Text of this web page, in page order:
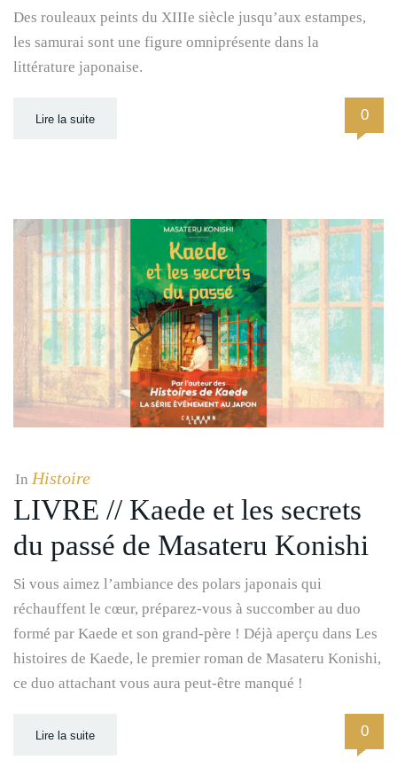
Des rouleaux peints du XIIIe siècle jusqu’aux estampes,
les samurai sont une figure omniprésente dans la
littérature japonaise.
Lire la suite 0
In Histoire
LIVRE // Kaede et les secrets
du passé de Masateru Konishi
Si vous aimez l’ambiance des polars japonais qui
réchauffent le cœur, préparez-vous à succomber au duo
formé par Kaede et son grand-père ! Déjà aperçu dans Les
histoires de Kaede, le premier roman de Masateru Konishi,
ce duo attachant vous aura peut-être manqué !
Lire la suite 0